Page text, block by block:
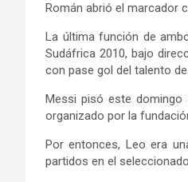
Román abrió el marcador
La última función de
Sudáfrica 2010, bajo
con pase gol del talento
Messi pisó este
organizado por la
Por entonces, Leo era
partidos en el